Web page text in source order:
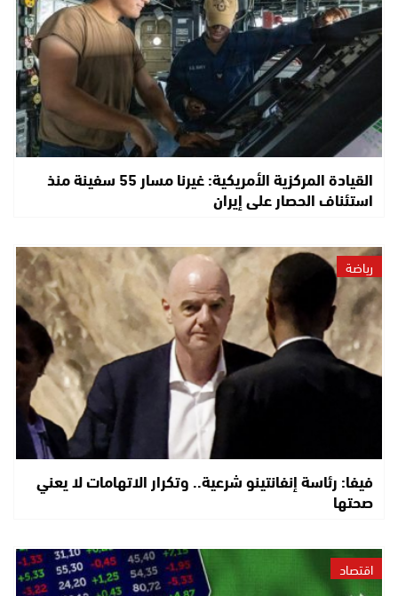
القيادة المركزية الأمريكية: غيرنا مسار 55 سفينة منذ
استئناف الحصار على إيران
رياضة
فيفا: رئاسة إنفانتينو شرعية.. وتكرار الاتهامات لا يعني
صحتها
اقتصاد